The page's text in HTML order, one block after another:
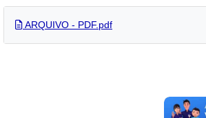
ARQUIVO - PDF.pdf